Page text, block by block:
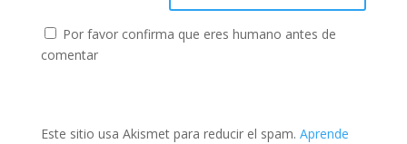
Por favor confirma que eres humano antes de
comentar
Este sitio usa Akismet para reducir el spam. Aprende